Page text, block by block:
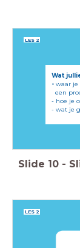
Wat
-waar je
een
- hoe je
- wat je
LES 2
Slide 10 -
LES 2